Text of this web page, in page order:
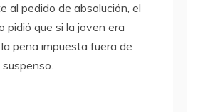
al pedido de absolución, el
pidió que si la joven era
pena impuesta fuera de